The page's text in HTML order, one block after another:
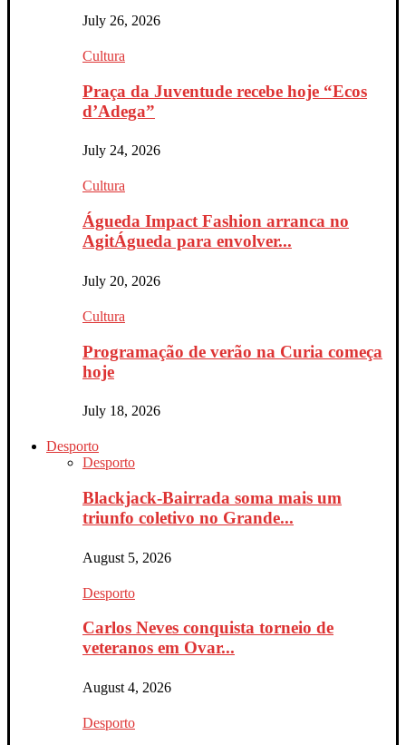
July 26, 2026
Cultura
Praça da Juventude recebe hoje “Ecos
d’Adega”
July 24, 2026
Cultura
Águeda Impact Fashion arranca no
AgitÁgueda para envolver...
July 20, 2026
Cultura
Programação de verão na Curia começa
hoje
July 18, 2026
Desporto
Desporto
Blackjack-Bairrada soma mais um
triunfo coletivo no Grande...
August 5, 2026
Desporto
Carlos Neves conquista torneio de
veteranos em Ovar...
August 4, 2026
Desporto